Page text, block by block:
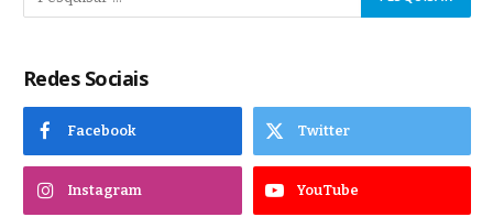
Redes Sociais
Facebook Twitter
Instagram YouTube